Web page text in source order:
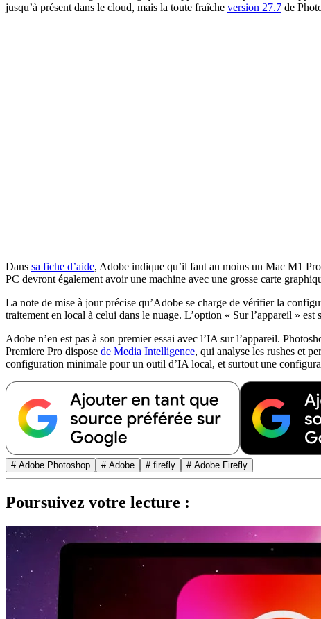
jusqu’à présent dans le cloud, mais la toute fraîche version 27.7 de
Dans sa fiche d’aide, Adobe indique qu’il faut au moins un Mac M1
PC devront également avoir une machine avec une grosse carte
La note de mise à jour précise qu’Adobe se charge de vérifier la
traitement en local à celui dans le nuage. L’option « Sur l’appareil »
Adobe n’en est pas à son premier essai avec l’IA sur l’appareil.
Premiere Pro dispose de Media Intelligence, qui analyse les rushes et
configuration minimale pour un outil d’IA local, et surtout une
# Adobe Photoshop # Adobe # firefly # Adobe Firefly
Poursuivez votre lecture :